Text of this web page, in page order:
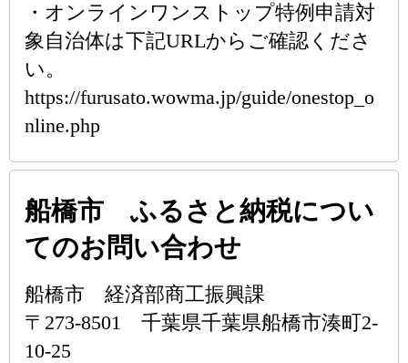
・オンラインワンストップ特例申請対
象自治体は下記URLからご確認くださ
い。
https://furusato.wowma.jp/guide/onestop_o
nline.php
船橋市 ふるさと納税につい
てのお問い合わせ
船橋市 経済部商工振興課
〒273-8501 千葉県千葉県船橋市湊町2-
10-25